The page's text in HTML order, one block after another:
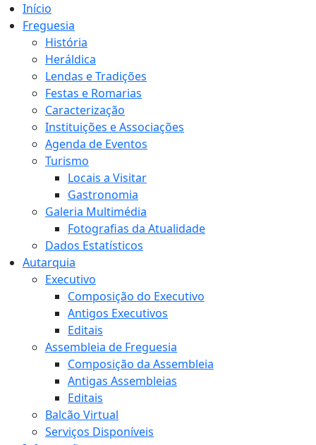
Início
Freguesia
História
Heráldica
Lendas e Tradições
Festas e Romarias
Caracterização
Instituições e Associações
Agenda de Eventos
Turismo
Locais a Visitar
Gastronomia
Galeria Multimédia
Fotografias da Atualidade
Dados Estatísticos
Autarquia
Executivo
Composição do Executivo
Antigos Executivos
Editais
Assembleia de Freguesia
Composição da Assembleia
Antigas Assembleias
Editais
Balcão Virtual
Serviços Disponíveis